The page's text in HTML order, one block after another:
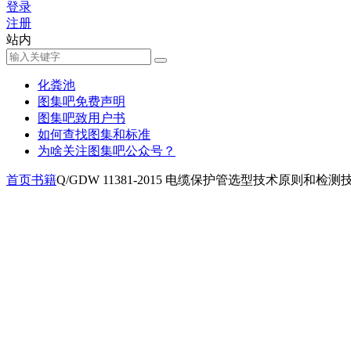
登录
注册
站内
化粪池
图集吧免费声明
图集吧致用户书
如何查找图集和标准
为啥关注图集吧公众号？
首页书籍Q/GDW 11381-2015 电缆保护管选型技术原则和检测